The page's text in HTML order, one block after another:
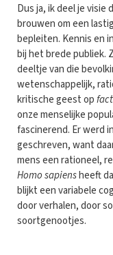
Dus ja, ik deel je visie
brouwen om een
bepleiten. Kennis en
bij het brede publiek.
deeltje van die
wetenschappelijk,
kritische geest op
onze menselijke
fascinerend. Er werd
geschreven, want
mens een rationeel,
Homo sapiensheeft
blijkt een variabele
door verhalen, door
soortgenootjes.